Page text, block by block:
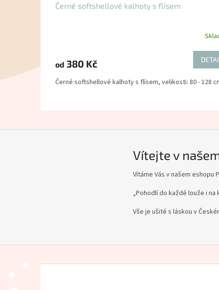
Černé softshellové kalhoty s flísem
od 380 Kč
Černé softshellové kalhoty s flísem, velikosti: 80 - 128
Vítejte v
Vítáme Vás v našem
„Pohodlí do každé louže i na
Vše je ušité s láskou v